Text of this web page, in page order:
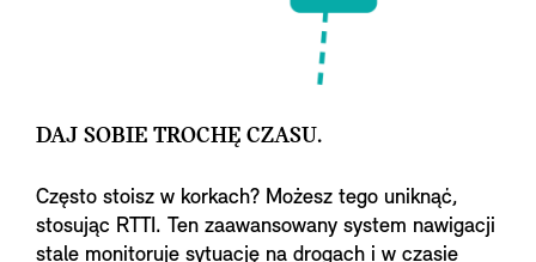
DAJ SOBIE TROCHĘ CZASU.
Często stoisz w korkach? Możesz tego uniknąć,
stosując RTTI. Ten zaawansowany system nawigacji
stale monitoruje sytuację na drogach i w czasie